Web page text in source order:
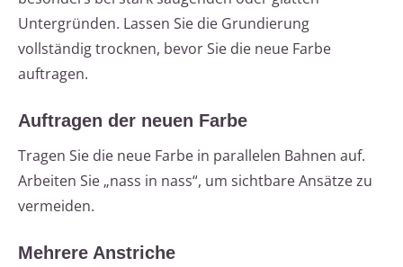
Untergründen. Lassen Sie die Grundierung
vollständig trocknen, bevor Sie die neue Farbe
auftragen.
Auftragen der neuen Farbe
Tragen Sie die neue Farbe in parallelen Bahnen auf.
Arbeiten Sie „nass in nass“, um sichtbare Ansätze zu
vermeiden.
Mehrere Anstriche